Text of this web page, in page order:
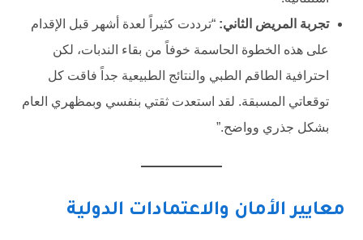
تجربة المريض الثاني: “ترددت كثيراً لعدة أشهر قبل الإقدام
على هذه الخطوة الحاسمة خوفاً من بقاء الندبات، لكن
احترافية الطاقم الطبي والنتائج الطبيعية جداً فاقت كل
توقعاتي المسبقة. لقد استعدت ثقتي بنفسي وبمظهري العام
بشكل جذري وواضح.”
معايير الأمان والاعتمادات الدولية